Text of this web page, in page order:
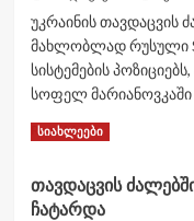
შორი
დისტანციის
საჰაერო
თავდაცვის
სისტემას
უკრაინის თავდაცვის
მახლობლად რუსული
სისტემების
სოფელ მარიანოვკაში
Read MoreRead
ყირიმში
უკრაინის
სიახლეები
თავდაცვის
ჩატარდა